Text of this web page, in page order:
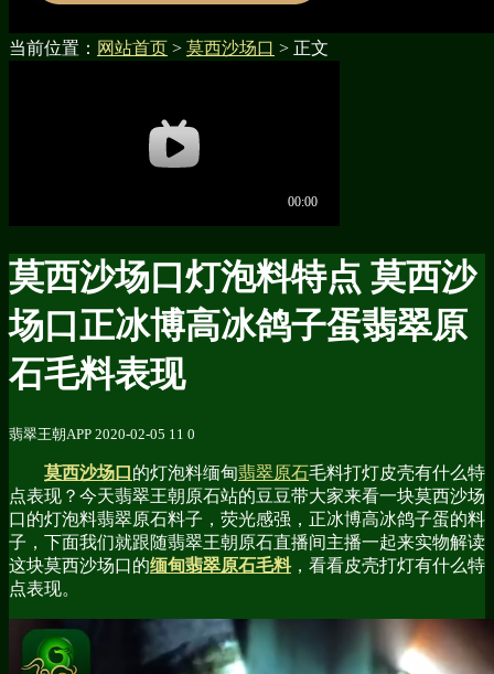
当前位置： 网站首页 > 莫西沙场口 > 正文
莫西沙场口灯泡料特点 莫西沙
场口正冰博高冰鸽子蛋翡翠原
石毛料表现
翡翠王朝APP 2020-02-05 11 0
莫西沙场口 的灯泡料缅甸翡翠原石毛料打灯皮壳有什么特
点表现？今天翡翠王朝原石站的豆豆带大家来看一块莫西沙场
口的灯泡料翡翠原石料子，荧光感强，正冰博高冰鸽子蛋的料
子，下面我们就跟随翡翠王朝原石直播间主播一起来实物解读
这块莫西沙场口的缅甸翡翠原石毛料，看看皮壳打灯有什么特
点表现。